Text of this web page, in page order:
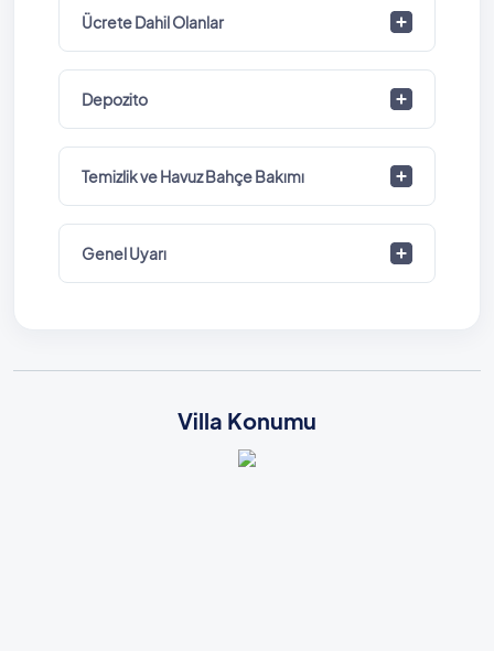
Ücrete Dahil Olanlar
Depozito
Temizlik ve Havuz Bahçe Bakımı
Genel Uyarı
Villa Konumu